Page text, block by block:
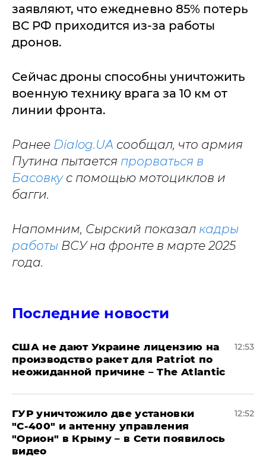
заявляют, что ежедневно 85% потерь
ВС РФ приходится из-за работы
дронов.
Сейчас дроны способны уничтожить
военную технику врага за 10 км от
линии фронта.
Ранее Dialog.UA сообщал, что армия
Путина пытается прорваться в
Басовкус помощью мотоциклов и
багги.
Напомним, Сырский показал кадры
работы ВСУ на фронте в марте 2025
года.
Последние новости
США не дают Украине лицензию на
производство ракет для Patriot по
неожиданной причине – The Atlantic
12:53
ГУР уничтожило две установки
"С‑400" и антенну управления
"Орион" в Крыму – в Сети появилось
видео
12:52